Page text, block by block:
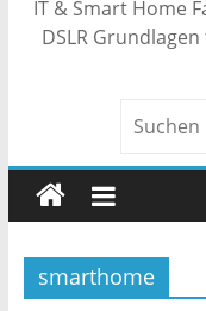
IT & Smart Home
DSLR
smarthome